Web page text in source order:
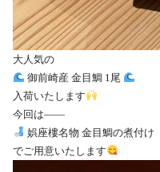
大人気の
御前崎産 金目鯛 1尾
入荷いたします
今回は——
娯座樓名物 金目鯛の煮付け
でご用意いたします